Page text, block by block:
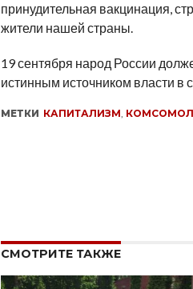
принудительная вакцинация,
жители нашей страны.
19 сентября народ России
истинным источником власти в
МЕТКИ КАПИТАЛИЗМ, КОМСОМОЛ
СМОТРИТЕ ТАКЖЕ